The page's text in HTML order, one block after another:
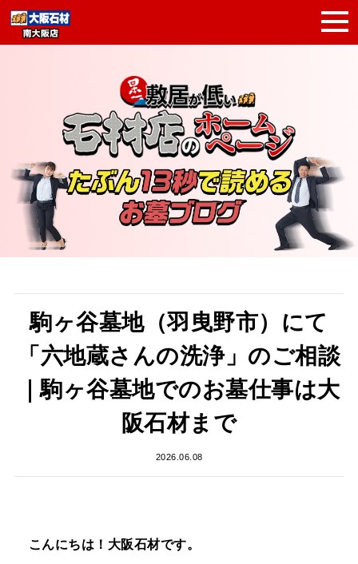
駒ヶ谷墓地（羽曳野市）にて
「六地蔵さんの洗浄」のご相談
｜駒ヶ谷墓地でのお墓仕事は大
阪石材まで
2026.06.08
こんにちは！大阪石材です。